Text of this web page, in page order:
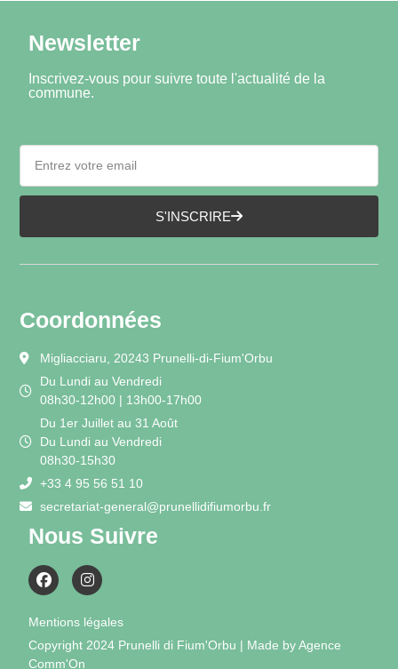
Newsletter
Inscrivez-vous pour suivre toute l'actualité de la
commune.
S'INSCRIRE
Coordonnées
Migliacciaru, 20243 Prunelli-di-Fium'Orbu
Du Lundi au Vendredi
08h30-12h00 | 13h00-17h00
Du 1er Juillet au 31 Août
Du Lundi au Vendredi
08h30-15h30
+33 4 95 56 51 10
secretariat-general@prunellidifiumorbu.fr
Nous Suivre
Mentions légales
Copyright 2024 Prunelli di Fium'Orbu | Made by Agence
Comm'On